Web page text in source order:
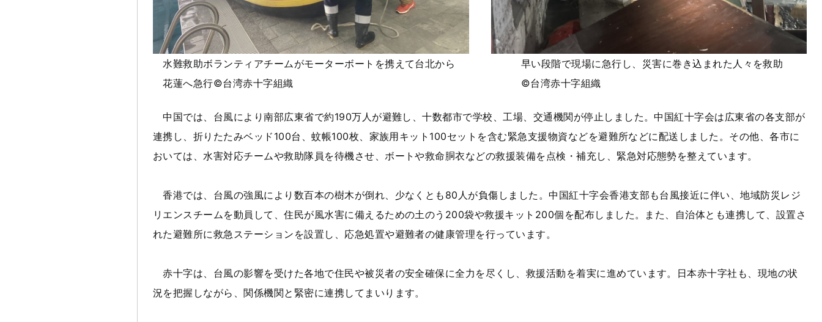
水難救助ボランティアチームがモーターボートを携えて台北から
花蓮へ急行©台湾赤十字組織
早い段階で現場に急行し、災害に巻き込まれた人々を救助
©台湾赤十字組織
中国では、台風により南部広東省で約190万人が避難し、十数都市で学校、工場、交通機関が停止しました。中国紅十字会は広東省の各支部が
連携し、折りたたみベッド100台、蚊帳100枚、家族用キット100セットを含む緊急支援物資などを避難所などに配送しました。その他、各市に
おいては、水害対応チームや救助隊員を待機させ、ボートや救命胴衣などの救援装備を点検・補充し、緊急対応態勢を整えています。
香港では、台風の強風により数百本の樹木が倒れ、少なくとも80人が負傷しました。中国紅十字会香港支部も台風接近に伴い、地域防災レジ
リエンスチームを動員して、住民が風水害に備えるための土のう200袋や救援キット200個を配布しました。また、自治体とも連携して、設置さ
れた避難所に救急ステーションを設置し、応急処置や避難者の健康管理を行っています。
赤十字は、台風の影響を受けた各地で住民や被災者の安全確保に全力を尽くし、救援活動を着実に進めています。日本赤十字社も、現地の状
況を把握しながら、関係機関と緊密に連携してまいります。